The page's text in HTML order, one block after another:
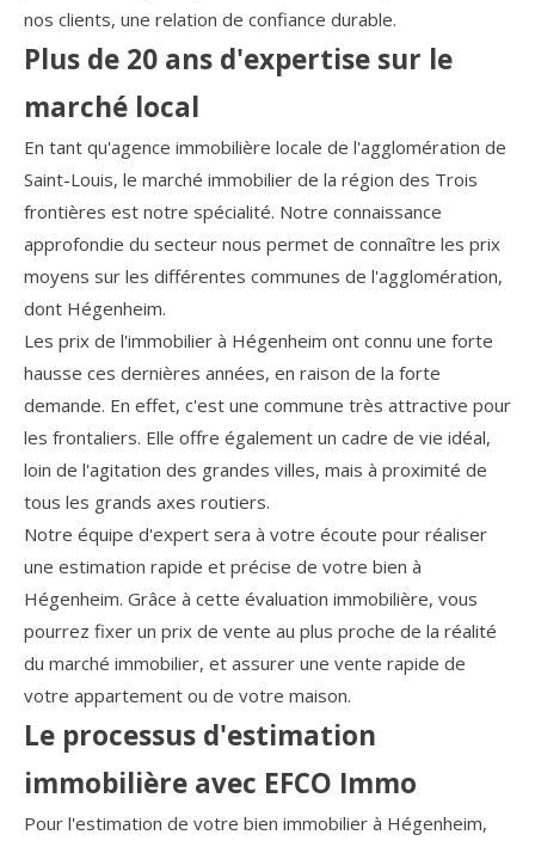
nos clients, une relation de confiance durable.
Plus de 20 ans d'expertise sur le
marché local
En tant qu'agence immobilière locale de l'agglomération de
Saint-Louis, le marché immobilier de la région des Trois
frontières est notre spécialité. Notre connaissance
approfondie du secteur nous permet de connaître les prix
moyens sur les différentes communes de l'agglomération,
dont Hégenheim.
Les prix de l'immobilier à Hégenheim ont connu une forte
hausse ces dernières années, en raison de la forte
demande. En effet, c'est une commune très attractive pour
les frontaliers. Elle offre également un cadre de vie idéal,
loin de l'agitation des grandes villes, mais à proximité de
tous les grands axes routiers.
Notre équipe d'expert sera à votre écoute pour réaliser
une estimation rapide et précise de votre bien à
Hégenheim. Grâce à cette évaluation immobilière, vous
pourrez fixer un prix de vente au plus proche de la réalité
du marché immobilier, et assurer une vente rapide de
votre appartement ou de votre maison.
Le processus d'estimation
immobilière avec EFCO Immo
Pour l'estimation de votre bien immobilier à Hégenheim,